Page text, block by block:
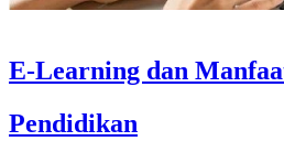
E-Learning dan
Pendidikan